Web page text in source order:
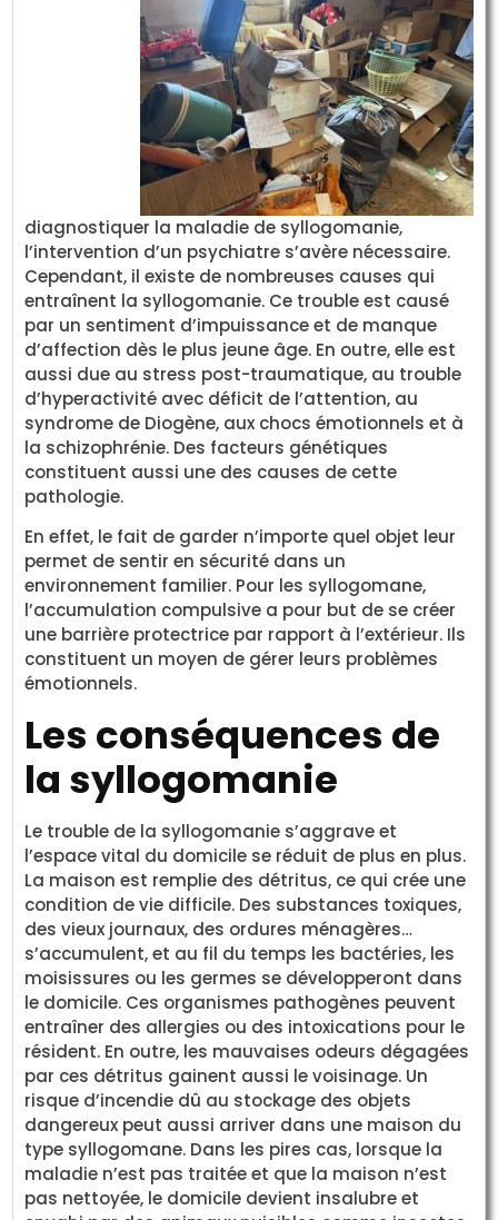
diagnostiquer la maladie de syllogomanie,
l’intervention d’un psychiatre s’avère nécessaire.
Cependant, il existe de nombreuses causes qui
entraînent la syllogomanie. Ce trouble est causé
par un sentiment d’impuissance et de manque
d’affection dès le plus jeune âge. En outre, elle est
aussi due au stress post-traumatique, au trouble
d’hyperactivité avec déficit de l’attention, au
syndrome de Diogène, aux chocs émotionnels et à
la schizophrénie. Des facteurs génétiques
constituent aussi une des causes de cette
pathologie.
En effet, le fait de garder n’importe quel objet leur
permet de sentir en sécurité dans un
environnement familier. Pour les syllogomane,
l’accumulation compulsive a pour but de se créer
une barrière protectrice par rapport à l’extérieur. Ils
constituent un moyen de gérer leurs problèmes
émotionnels.
Les conséquences de
la syllogomanie
Le trouble de la syllogomanie s’aggrave et
l’espace vital du domicile se réduit de plus en plus.
La maison est remplie des détritus, ce qui crée une
condition de vie difficile. Des substances toxiques,
des vieux journaux, des ordures ménagères…
s’accumulent, et au fil du temps les bactéries, les
moisissures ou les germes se développeront dans
le domicile. Ces organismes pathogènes peuvent
entraîner des allergies ou des intoxications pour le
résident. En outre, les mauvaises odeurs dégagées
par ces détritus gainent aussi le voisinage. Un
risque d’incendie dû au stockage des objets
dangereux peut aussi arriver dans une maison du
type syllogomane. Dans les pires cas, lorsque la
maladie n’est pas traitée et que la maison n’est
pas nettoyée, le domicile devient insalubre et